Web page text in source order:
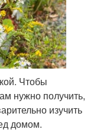
Чтобы
нужно получить,
изучить
домом.